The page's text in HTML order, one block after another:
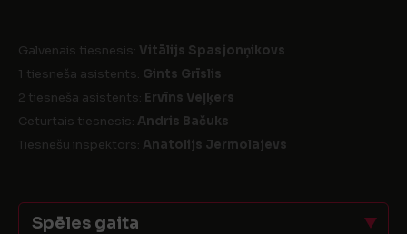
Galvenais tiesnesis: Vitālijs Spasjonņikovs
1 tiesneša asistents: Gints Grīslis
2 tiesneša asistents: Ervīns Veļķers
Ceturtais tiesnesis: Andris Bačuks
Tiesnešu inspektors: Anatolijs Jermolajevs
Spēles gaita